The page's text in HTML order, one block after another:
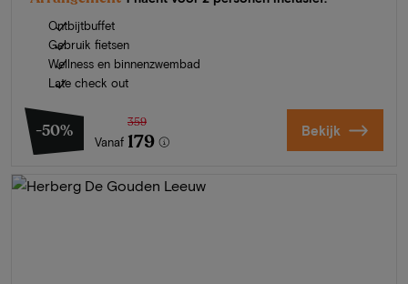
Ontbijtbuffet
Gebruik fietsen
Wellness en binnenzwembad
Late check out
-50%
Vanaf
359
179 Bekijk